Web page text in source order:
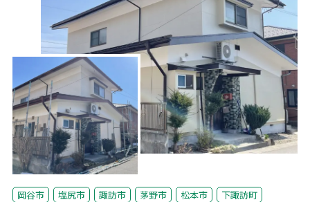
岡谷市 塩尻市 諏訪市 茅野市 松本市 下諏訪町